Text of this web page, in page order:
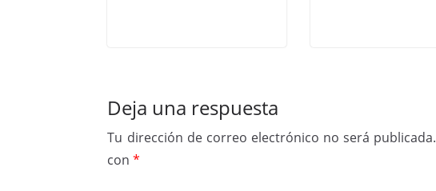
Deja una respuesta
Tu dirección de correo electrónico no será publicada.
con*